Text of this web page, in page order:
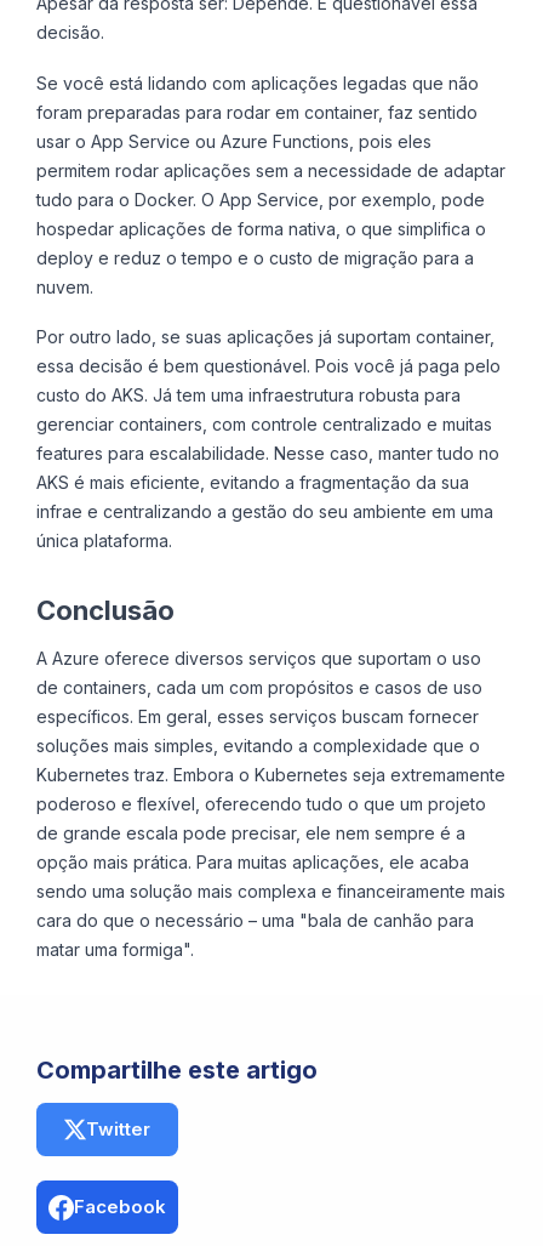
decisão.
Se você está lidando com aplicações legadas que não
foram preparadas para rodar em container, faz sentido
usar o App Service ou Azure Functions, pois eles
permitem rodar aplicações sem a necessidade de adaptar
tudo para o Docker. O App Service, por exemplo, pode
hospedar aplicações de forma nativa, o que simplifica o
deploy e reduz o tempo e o custo de migração para a
nuvem.
Por outro lado, se suas aplicações já suportam container,
essa decisão é bem questionável. Pois você já paga pelo
custo do AKS. Já tem uma infraestrutura robusta para
gerenciar containers, com controle centralizado e muitas
features para escalabilidade. Nesse caso, manter tudo no
AKS é mais eficiente, evitando a fragmentação da sua
infrae e centralizando a gestão do seu ambiente em uma
única plataforma.
Conclusão
A Azure oferece diversos serviços que suportam o uso
de containers, cada um com propósitos e casos de uso
específicos. Em geral, esses serviços buscam fornecer
soluções mais simples, evitando a complexidade que o
Kubernetes traz. Embora o Kubernetes seja extremamente
poderoso e flexível, oferecendo tudo o que um projeto
de grande escala pode precisar, ele nem sempre é a
opção mais prática. Para muitas aplicações, ele acaba
sendo uma solução mais complexa e financeiramente mais
cara do que o necessário – uma "bala de canhão para
matar uma formiga".
Compartilhe este artigo
Twitter
Facebook